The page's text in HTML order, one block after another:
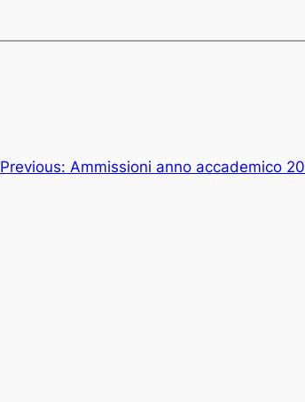
Previous: Ammissioni anno accademico